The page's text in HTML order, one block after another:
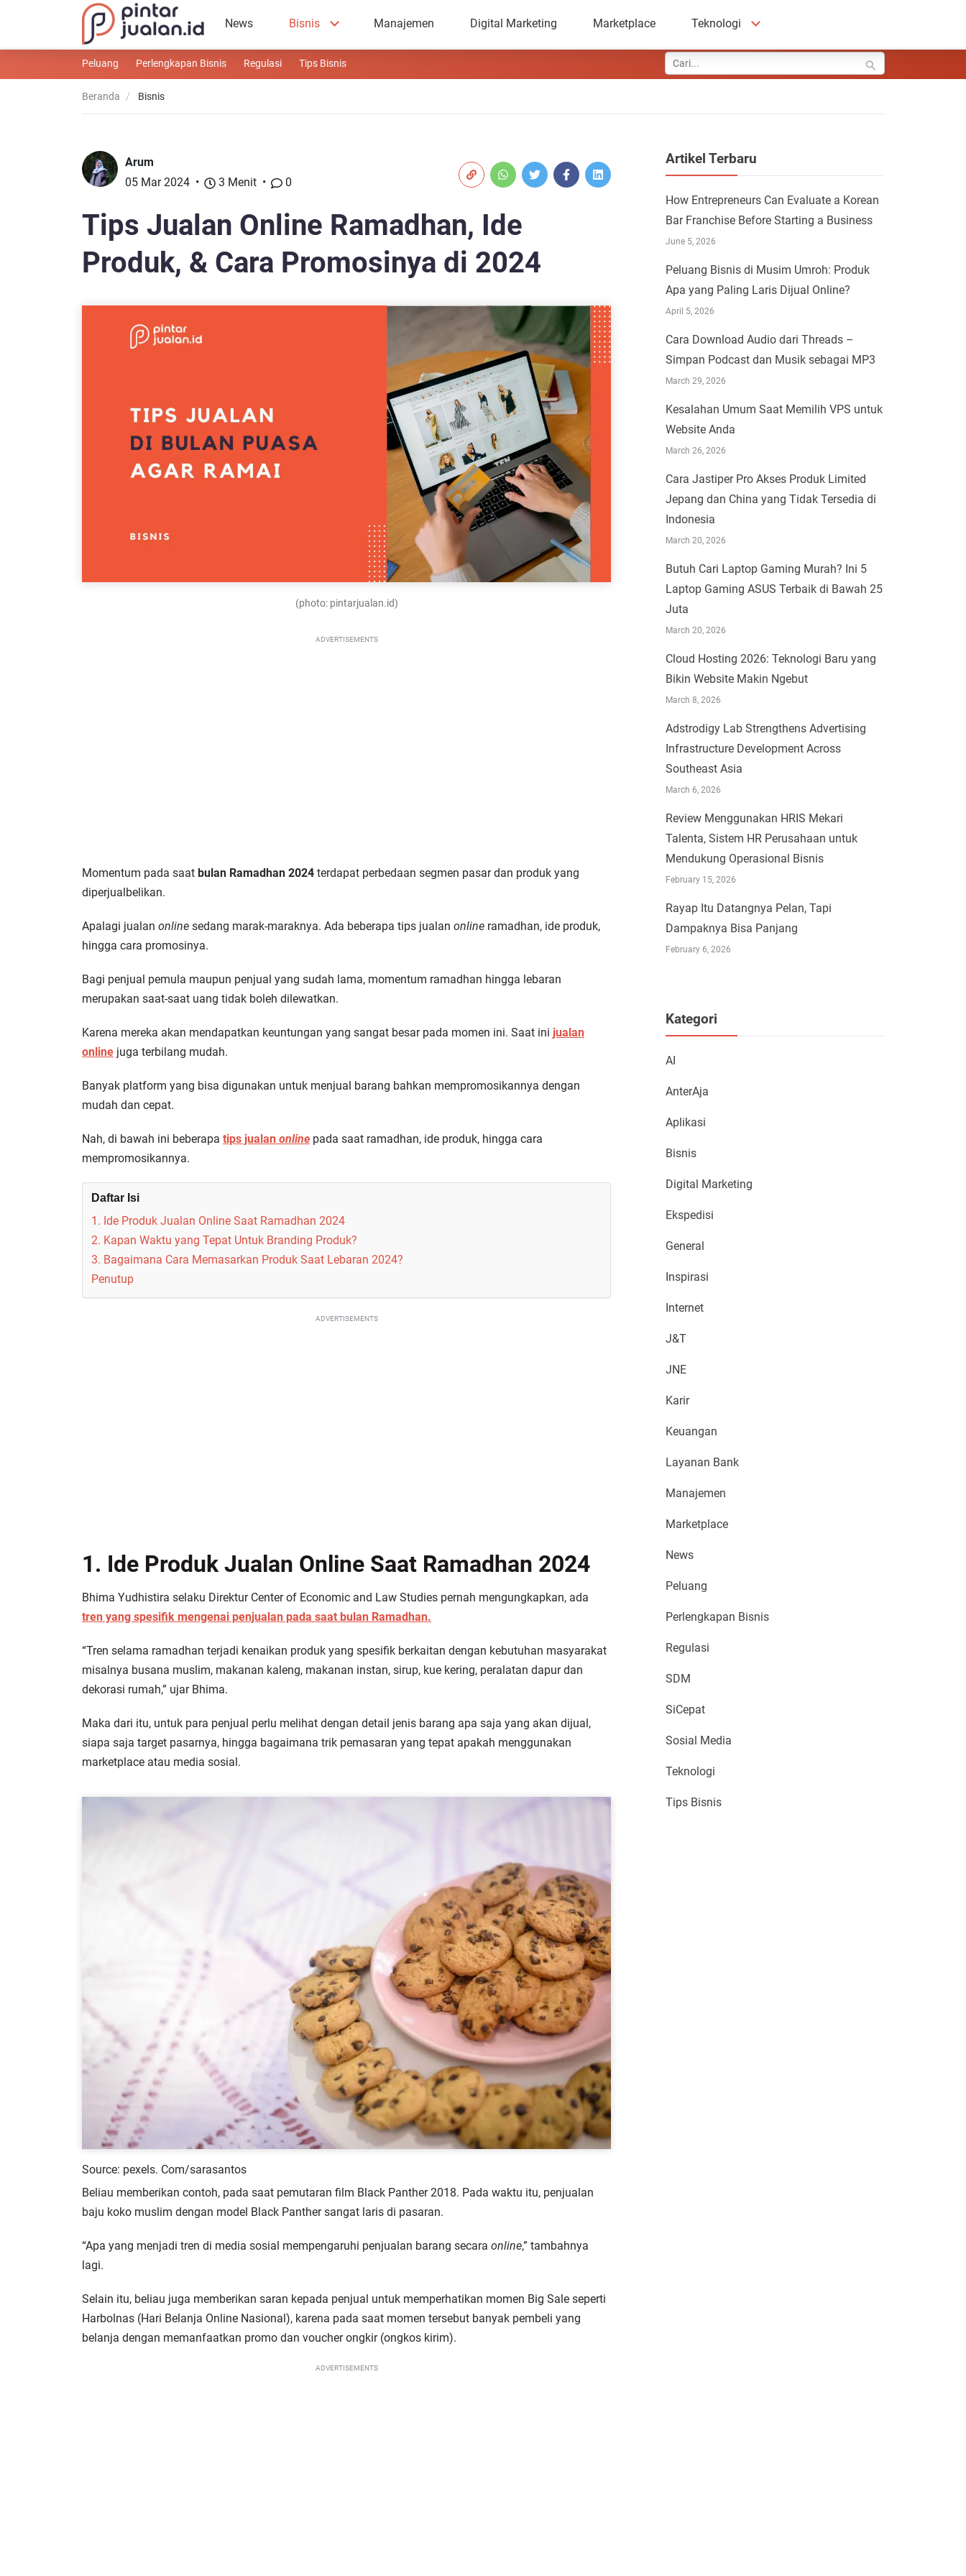
News Bisnis Manajemen Digital Marketing Marketplace Teknologi
Peluang Perlengkapan Bisnis Regulasi Tips Bisnis
Beranda Bisnis
Tips Jualan Online Ramadhan, Ide
Produk, & Cara Promosinya di 2024
Arum
05 Mar 2024
3 Menit 0
(photo: pintarjualan.id)
ADVERTISEMENTS
Momentum pada saat bulan Ramadhan 2024 terdapat perbedaan segmen pasar dan produk yang
diperjualbelikan.
Apalagi jualan online sedang marak-maraknya. Ada beberapa tips jualan online ramadhan, ide produk,
hingga cara promosinya.
Bagi penjual pemula maupun penjual yang sudah lama, momentum ramadhan hingga lebaran
merupakan saat-saat uang tidak boleh dilewatkan.
Karena mereka akan mendapatkan keuntungan yang sangat besar pada momen ini. Saat ini jualan
online juga terbilang mudah.
Banyak platform yang bisa digunakan untuk menjual barang bahkan mempromosikannya dengan
mudah dan cepat.
Nah, di bawah ini beberapa tips jualan online pada saat ramadhan, ide produk, hingga cara
mempromosikannya.
Daftar Isi
1. Ide Produk Jualan Online Saat Ramadhan 2024
2. Kapan Waktu yang Tepat Untuk Branding Produk?
3. Bagaimana Cara Memasarkan Produk Saat Lebaran 2024?
Penutup
ADVERTISEMENTS
1. Ide Produk Jualan Online Saat Ramadhan 2024
Bhima Yudhistira selaku Direktur Center of Economic and Law Studies pernah mengungkapkan, ada
tren yang spesifik mengenai penjualan pada saat bulan Ramadhan.
“Tren selama ramadhan terjadi kenaikan produk yang spesifik berkaitan dengan kebutuhan masyarakat
misalnya busana muslim, makanan kaleng, makanan instan, sirup, kue kering, peralatan dapur dan
dekorasi rumah,” ujar Bhima.
Maka dari itu, untuk para penjual perlu melihat dengan detail jenis barang apa saja yang akan dijual,
siapa saja target pasarnya, hingga bagaimana trik pemasaran yang tepat apakah menggunakan
marketplace atau media sosial.
Source: pexels. Com/sarasantos
Beliau memberikan contoh, pada saat pemutaran film Black Panther 2018. Pada waktu itu, penjualan
baju koko muslim dengan model Black Panther sangat laris di pasaran.
“Apa yang menjadi tren di media sosial mempengaruhi penjualan barang secara online,” tambahnya
lagi.
Selain itu, beliau juga memberikan saran kepada penjual untuk memperhatikan momen Big Sale seperti
Harbolnas (Hari Belanja Online Nasional), karena pada saat momen tersebut banyak pembeli yang
belanja dengan memanfaatkan promo dan voucher ongkir (ongkos kirim).
ADVERTISEMENTS
Artikel Terbaru
How Entrepreneurs Can Evaluate a Korean
Bar Franchise Before Starting a Business
June 5, 2026
Peluang Bisnis di Musim Umroh: Produk
Apa yang Paling Laris Dijual Online?
April 5, 2026
Cara Download Audio dari Threads –
Simpan Podcast dan Musik sebagai MP3
March 29, 2026
Kesalahan Umum Saat Memilih VPS untuk
Website Anda
March 26, 2026
Cara Jastiper Pro Akses Produk Limited
Jepang dan China yang Tidak Tersedia di
Indonesia
March 20, 2026
Butuh Cari Laptop Gaming Murah? Ini 5
Laptop Gaming ASUS Terbaik di Bawah 25
Juta
March 20, 2026
Cloud Hosting 2026: Teknologi Baru yang
Bikin Website Makin Ngebut
March 8, 2026
Adstrodigy Lab Strengthens Advertising
Infrastructure Development Across
Southeast Asia
March 6, 2026
Review Menggunakan HRIS Mekari
Talenta, Sistem HR Perusahaan untuk
Mendukung Operasional Bisnis
February 15, 2026
Rayap Itu Datangnya Pelan, Tapi
Dampaknya Bisa Panjang
February 6, 2026
Kategori
AI
AnterAja
Aplikasi
Bisnis
Digital Marketing
Ekspedisi
General
Inspirasi
Internet
J&T
JNE
Karir
Keuangan
Layanan Bank
Manajemen
Marketplace
News
Peluang
Perlengkapan Bisnis
Regulasi
SDM
SiCepat
Sosial Media
Teknologi
Tips Bisnis